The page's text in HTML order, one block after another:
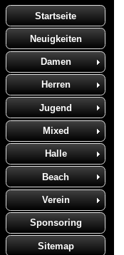
Startseite
Neuigkeiten
Damen
Herren
Jugend
Mixed
Halle
Beach
Verein
Sponsoring
Sitemap